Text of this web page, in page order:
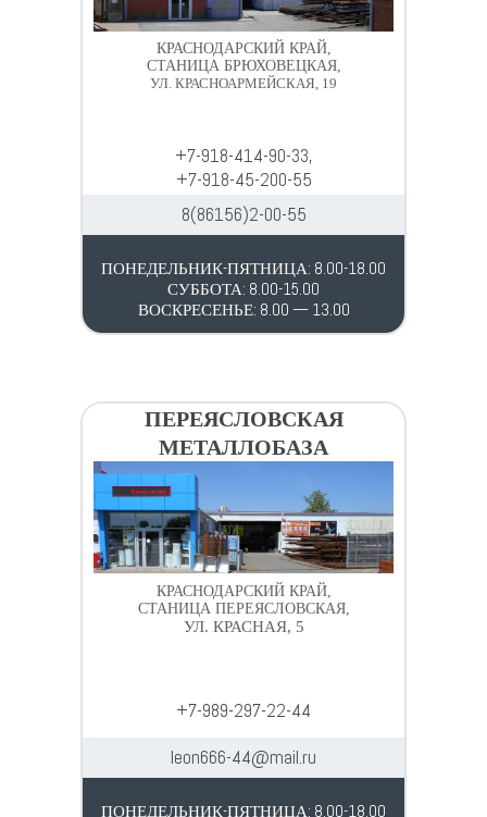
КРАСНОДАРСКИЙ КРАЙ,
СТАНИЦА БРЮХОВЕЦКАЯ,
УЛ. КРАСНОАРМЕЙСКАЯ, 19
+7-918-414-90-33,
+7-918-45-200-55
8(86156)2-00-55
ПОНЕДЕЛЬНИК-ПЯТНИЦА: 8.00-18.00
СУББОТА: 8.00-15.00
ВОСКРЕСЕНЬЕ: 8.00 — 13.00
ПЕРЕЯСЛОВСКАЯ
МЕТАЛЛОБАЗА
КРАСНОДАРСКИЙ КРАЙ,
СТАНИЦА ПЕРЕЯСЛОВСКАЯ,
УЛ. КРАСНАЯ, 5
+7-989-297-22-44
leon666-44@mail.ru
ПОНЕДЕЛЬНИК-ПЯТНИЦА: 8.00-18.00